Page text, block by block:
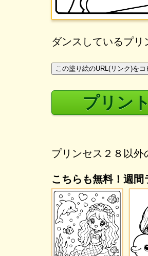
ダンスしているプ
この塗り絵のURL(リンク)をコ
プリン
プリンセス２８以外
こちらも無料！週間